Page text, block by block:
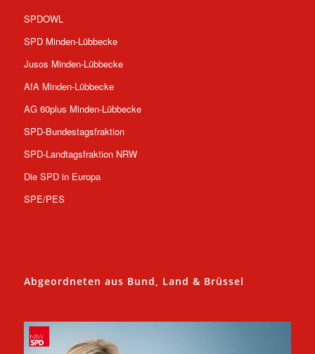
SPDOWL
SPD Minden-Lübbecke
Jusos Minden-Lübbecke
AfA Minden-Lübbecke
AG 60plus Minden-Lübbecke
SPD-Bundestagsfraktion
SPD-Landtagsfraktion NRW
Die SPD in Europa
SPE/PES
Abgeordneten aus Bund, Land & Brüssel